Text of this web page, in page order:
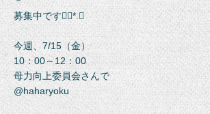
募集中です❁⃘*.ﾟ
今週、7/15（金）
10：00～12：00
母力向上委員会さんで
@haharyoku